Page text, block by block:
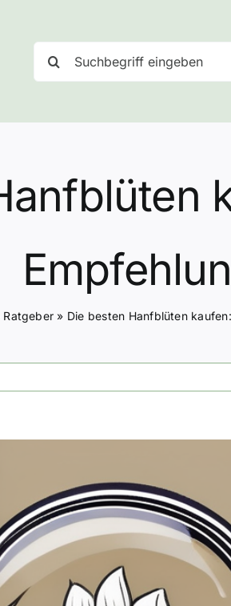
nach:
Ratgeber » Die besten Hanfblüten